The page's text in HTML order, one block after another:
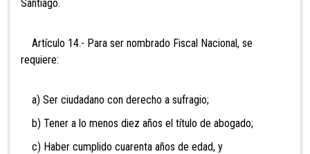
Santiago.
Artículo 14.- Para ser nombrado Fiscal Nacional, se
requiere:
a) Ser ciudadano con derecho a sufragio;
b) Tener a lo menos diez años el título de abogado;
c) Haber cumplido cuarenta años de edad, y